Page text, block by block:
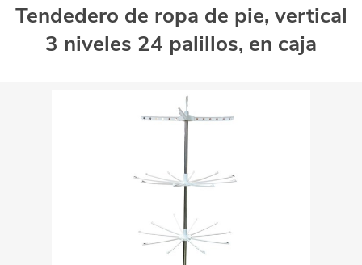
Tendedero de ropa de pie, vertical
3 niveles 24 palillos, en caja